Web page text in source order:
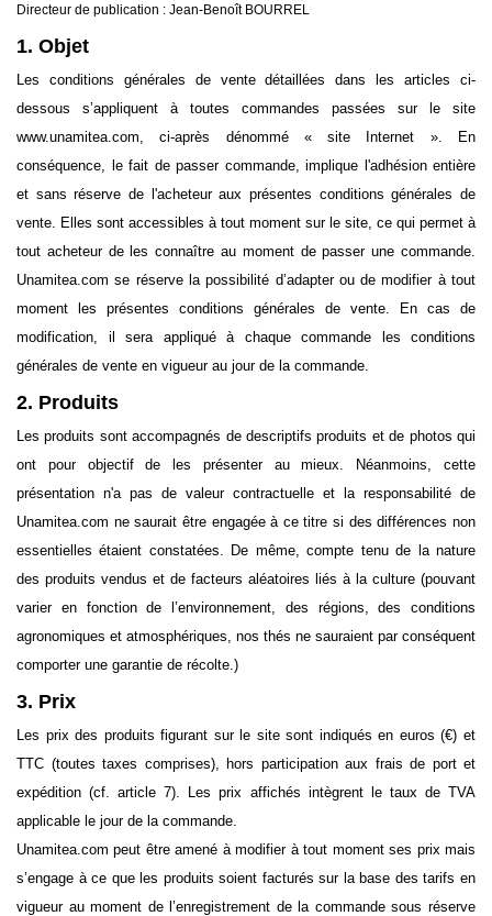
Directeur de publication : Jean-Benoît BOURREL
1. Objet
Les conditions générales de vente détaillées dans les articles ci-
dessous s’appliquent à toutes commandes passées sur le site
www.unamitea.com, ci-après dénommé « site Internet ». En
conséquence, le fait de passer commande, implique l'adhésion entière
et sans réserve de l'acheteur aux présentes conditions générales de
vente. Elles sont accessibles à tout moment sur le site, ce qui permet à
tout acheteur de les connaître au moment de passer une commande.
Unamitea.com se réserve la possibilité d’adapter ou de modifier à tout
moment les présentes conditions générales de vente. En cas de
modification, il sera appliqué à chaque commande les conditions
générales de vente en vigueur au jour de la commande.
2. Produits
Les produits sont accompagnés de descriptifs produits et de photos qui
ont pour objectif de les présenter au mieux. Néanmoins, cette
présentation n'a pas de valeur contractuelle et la responsabilité de
Unamitea.com ne saurait être engagée à ce titre si des différences non
essentielles étaient constatées. De même, compte tenu de la nature
des produits vendus et de facteurs aléatoires liés à la culture (pouvant
varier en fonction de l’environnement, des régions, des conditions
agronomiques et atmosphériques, nos thés ne sauraient par conséquent
comporter une garantie de récolte.)
3. Prix
Les prix des produits figurant sur le site sont indiqués en euros (€) et
TTC (toutes taxes comprises), hors participation aux frais de port et
expédition (cf. article 7). Les prix affichés intègrent le taux de TVA
applicable le jour de la commande.
Unamitea.com peut être amené à modifier à tout moment ses prix mais
s’engage à ce que les produits soient facturés sur la base des tarifs en
vigueur au moment de l’enregistrement de la commande sous réserve